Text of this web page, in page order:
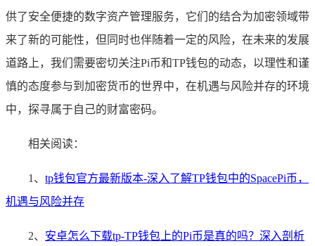
供了安全便捷的数字资产管理服务，它们的结合为加密领域带
来了新的可能性，但同时也伴随着一定的风险，在未来的发展
道路上，我们需要密切关注Pi币和TP钱包的动态，以理性和谨
慎的态度参与到加密货币的世界中，在机遇与风险并存的环境
中，探寻属于自己的财富密码。
相关阅读：
1、 tp钱包官方最新版本-深入了解TP钱包中的SpacePi币，
机遇与风险并存
2、 安卓怎么下载tp-TP钱包上的Pi币是真的吗？深入剖析